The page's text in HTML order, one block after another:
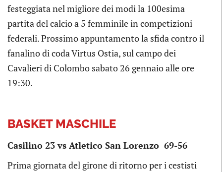
festeggiata nel migliore dei modi la 100esima
partita del calcio a 5 femminile in competizioni
federali. Prossimo appuntamento la sfida contro il
fanalino di coda Virtus Ostia, sul campo dei
Cavalieri di Colombo sabato 26 gennaio alle ore
19:30.
BASKET MASCHILE
Casilino 23 vs Atletico San Lorenzo 69-56
Prima giornata del girone di ritorno per i cestisti